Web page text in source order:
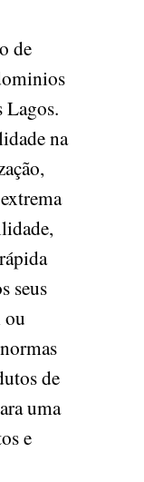
de
Lagos.
na
seus
ou
de
uma
e